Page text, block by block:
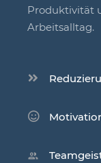
Produktivität
Arbeitsalltag.